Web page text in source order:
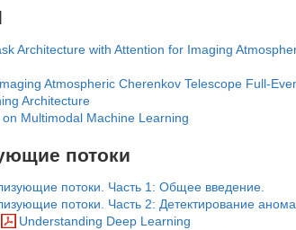
Architecture with Attention for Imaging
Atmospheric Cherenkov Telescope Full-
Architecture
Multimodal Machine Learning
потоки
потоки. Часть 1: Общее введение.
потоки. Часть 2: Детектирование
Understanding Deep Learning